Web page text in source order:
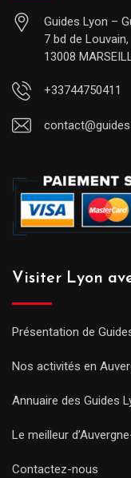
Guides Lyon –
7 bd de Louvain,
13008
+33744750411
Visiter Lyon
Présentation de
Nos activités en
Annuaire des Guides
Le meilleur
Contactez-nous